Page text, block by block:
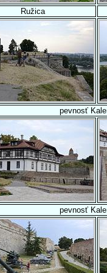
Ružica
pevnosť
pevnosť